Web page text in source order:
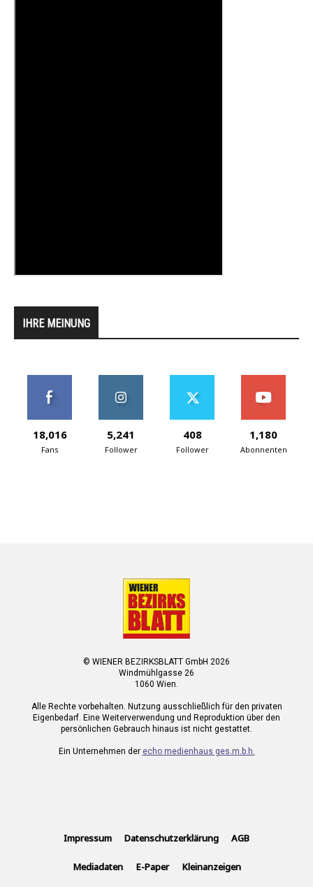
IHRE MEINUNG
18,016
Fans
5,241
Follower
408
Follower
1,180
Abonnenten
© WIENER BEZIRKSBLATT GmbH 2026
Windmühlgasse 26
1060 Wien.
Alle Rechte vorbehalten. Nutzung ausschließlich für den privaten
Eigenbedarf. Eine Weiterverwendung und Reproduktion über den
persönlichen Gebrauch hinaus ist nicht gestattet.
Ein Unternehmen der echo medienhaus ges.m.b.h.
Impressum Datenschutzerklärung AGB
Mediadaten E-Paper Kleinanzeigen